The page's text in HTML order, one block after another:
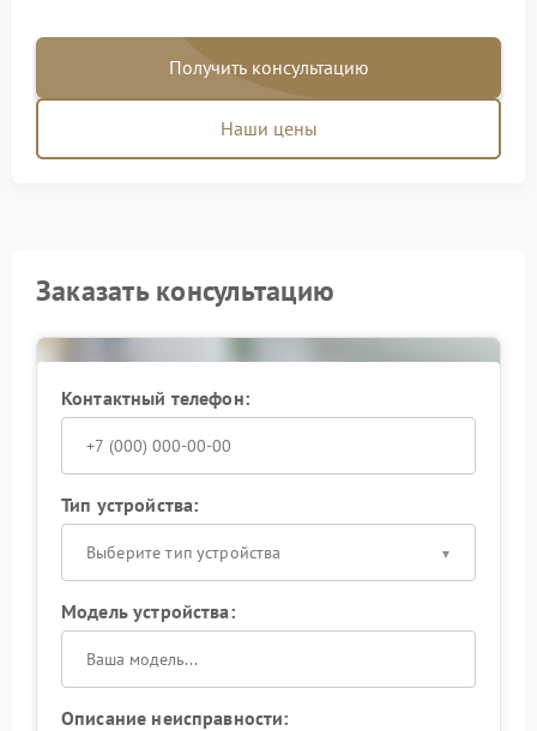
Получить консультацию
Наши цены
Заказать консультацию
Контактный телефон:
Тип устройства:
Выберите тип устройства
Модель устройства:
Описание неисправности: